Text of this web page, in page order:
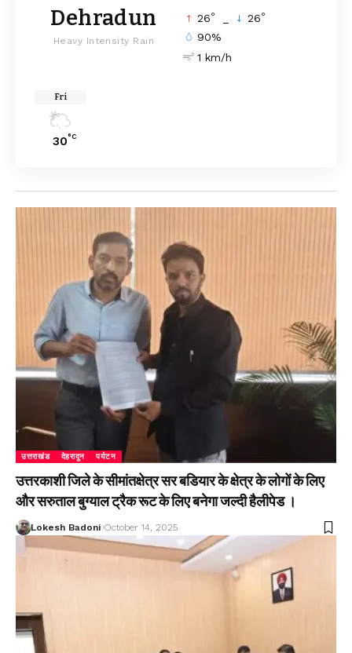
Dehradun
Heavy Intensity Rain
26° 26°
90%
1 km/h
Fri
30°C
उत्तराखंड देहरादून पर्यटन
उत्तरकाशी जिले के सीमांतक्षेत्र सर बडियार के क्षेत्र के लोगों के लिए
और सरुताल बुग्याल ट्रैक रूट के लिए बनेगा जल्दी हैलीपेड ।
Lokesh Badoni October 14, 2025